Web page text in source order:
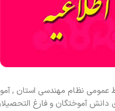
عمومی نظام مهندسی استان ,
دانش آموختگان و فارغ